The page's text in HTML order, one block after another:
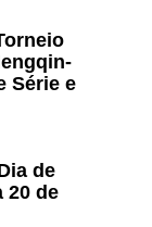
Série e
de
20 de